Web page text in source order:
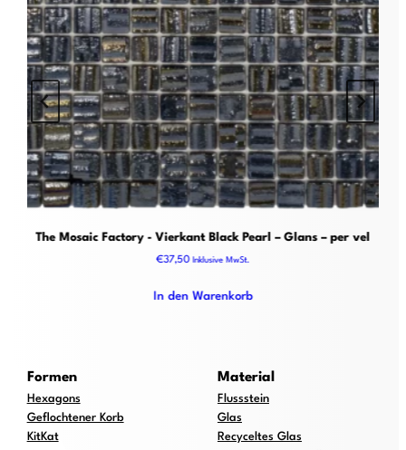
Vierkant Black Pearl – Glans – per vel The Mosaic Factory -
Formen
Hexagons
Geflochtener Korb
KitKat
Material
Flussstein
Glas
Recyceltes Glas